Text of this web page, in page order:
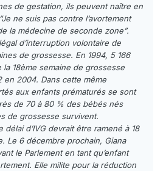
de gestation, ils peuvent naître en
ne suis pas contre l’avortement
la médecine de seconde zone”.
d’interruption volontaire de
de grossesse. En 1994, 5 166
18ème semaine de grossesse
en 2004. Dans cette même
aux enfants prématurés se sont
de 70 à 80 % des bébés nés
de grossesse survivent.
délai d’IVG devrait être ramené à 18
Le 6 décembre prochain, Giana
le Parlement en tant qu’enfant
Elle milite pour la réduction